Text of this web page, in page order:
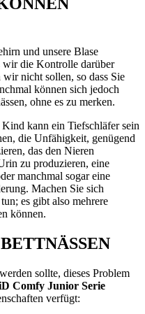
und unsere Blase
wir die Kontrolle darüber
nicht sollen, so dass Sie
können sich jedoch
ohne es zu merken.
kann ein Tiefschläfer sein
die Unfähigkeit, genügend
das den Nieren
zu produzieren, eine
manchmal sogar eine
Machen Sie sich
es gibt also mehrere
können.
sollte, dieses Problem
Comfy Junior Serie
verfügt: